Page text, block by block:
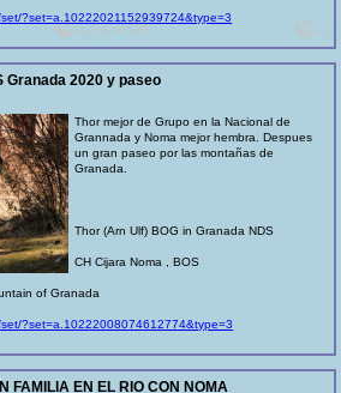
?set=a.10222021152939724&type=3
Granada 2020 y paseo
Thor mejor de Grupo en la Nacional de
Grannada y Noma mejor hembra. Despues
un gran paseo por las montañas de
Granada.
Thor (Arn Ulf) BOG in Granada NDS
CH Cijara Noma , BOS
of Granada
?set=a.10222008074612774&type=3
FAMILIA EN EL RIO CON NOMA